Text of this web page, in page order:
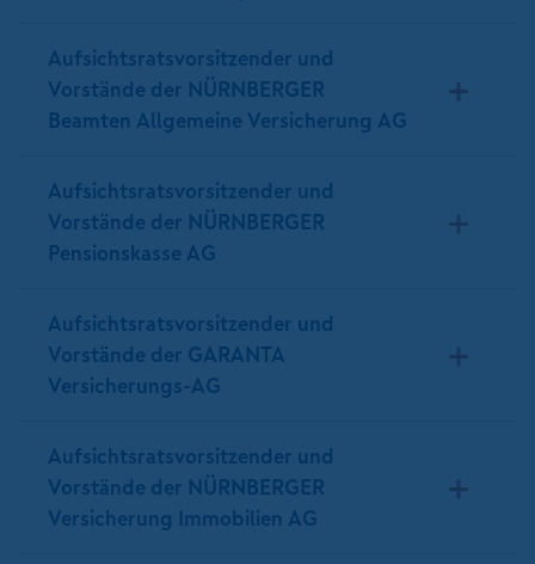
Aufsichtsratsvorsitzender und
Vorstände der NÜRNBERGER
Beamten Allgemeine Versicherung AG
Aufsichtsratsvorsitzender und
Vorstände der NÜRNBERGER
Pensionskasse AG
Aufsichtsratsvorsitzender und
Vorstände der GARANTA
Versicherungs-AG
Aufsichtsratsvorsitzender und
Vorstände der NÜRNBERGER
Versicherung Immobilien AG